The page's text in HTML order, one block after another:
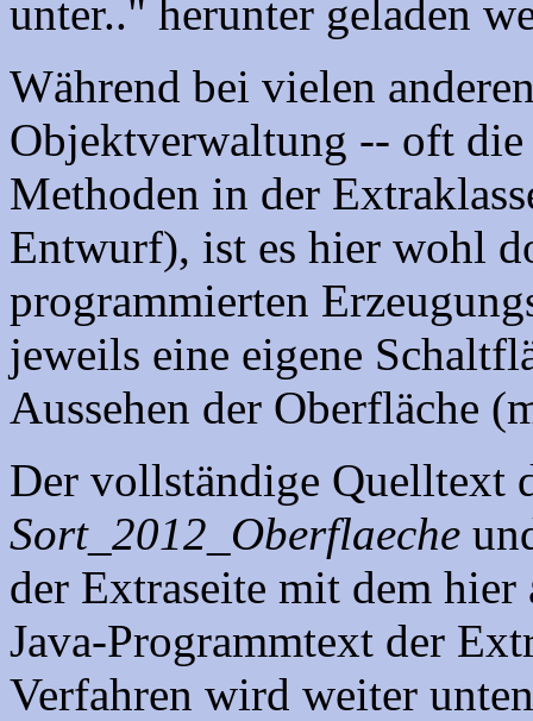
unter.." herunter geladen
Während bei vielen
Objektverwaltung -- oft
Methoden in der
Entwurf), ist es hier wohl
programmierten
jeweils eine eigene
Aussehen der Oberfläche
Der vollständige Quelltext
Sort_2012_Oberflaeche
der Extraseite mit dem
Java-Programmtext der
Verfahren wird weiter